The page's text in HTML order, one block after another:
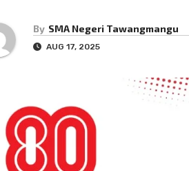
By SMA Negeri Tawangmangu
AUG 17, 2025